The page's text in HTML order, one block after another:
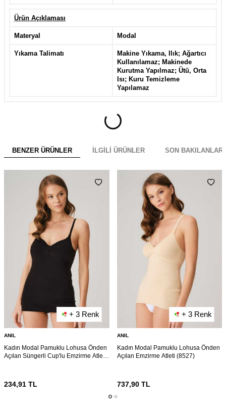
Ürün Açıklaması
Materyal Modal
Yıkama Talimatı
Makine Yıkama, Ilık; Ağartıcı
Kullanılamaz; Makinede
Kurutma Yapılmaz; Ütü, Orta
Isı; Kuru Temizleme
Yapılamaz
BENZER ÜRÜNLER İLGILI ÜRÜNLER SON BAKILANLAR
+ 3 Renk
ANIL
Kadın Modal Pamuklu Lohusa Önden
Açılan Süngerli Cup'lu Emzirme Atleti
234,91 TL
+ 3 Renk
ANIL
Kadın Modal Pamuklu Lohusa Önden
Açılan Emzirme Atleti (8527)
737,90TL